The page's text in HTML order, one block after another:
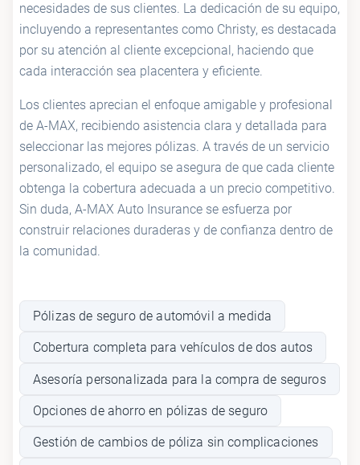
necesidades de sus clientes. La dedicación de su equipo,
incluyendo a representantes como Christy, es destacada
por su atención al cliente excepcional, haciendo que
cada interacción sea placentera y eficiente.
Los clientes aprecian el enfoque amigable y profesional
de A-MAX, recibiendo asistencia clara y detallada para
seleccionar las mejores pólizas. A través de un servicio
personalizado, el equipo se asegura de que cada cliente
obtenga la cobertura adecuada a un precio competitivo.
Sin duda, A-MAX Auto Insurance se esfuerza por
construir relaciones duraderas y de confianza dentro de
la comunidad.
Pólizas de seguro de automóvil a medida
Cobertura completa para vehículos de dos autos
Asesoría personalizada para la compra de seguros
Opciones de ahorro en pólizas de seguro
Gestión de cambios de póliza sin complicaciones